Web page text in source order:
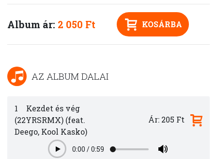
Album ár: 2 050 Ft KOSÁRBA
AZ ALBUM DALAI
1
Kezdet és vég
(22YRSRMX) (feat.
Deego, Kool Kasko)
Play0:00 /0:59
Ár: 205 Ft